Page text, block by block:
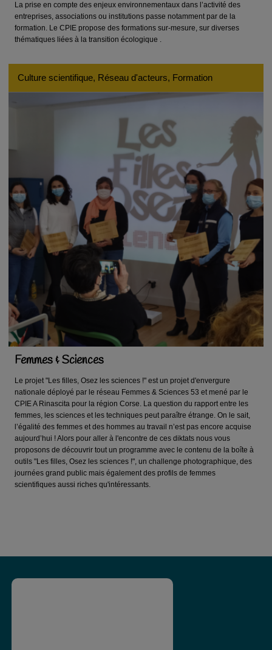
La prise en compte des enjeux environnementaux dans l’activité des
entreprises, associations ou institutions passe notamment par de la
formation. Le CPIE propose des formations sur-mesure, sur diverses
thématiques liées à la transition écologique .
Culture scientifique, Réseau d'acteurs, Formation
Femmes & Sciences
Le projet "Les filles, Osez les sciences !" est un projet d'envergure
nationale déployé par le réseau Femmes & Sciences 53 et mené par le
CPIE A Rinascita pour la région Corse. La question du rapport entre les
femmes, les sciences et les techniques peut paraître étrange. On le sait,
l’égalité des femmes et des hommes au travail n’est pas encore acquise
aujourd’hui ! Alors pour aller à l'encontre de ces diktats nous vous
proposons de découvrir tout un programme avec le contenu de la boîte à
outils "Les filles, Osez les sciences !", un challenge photographique, des
journées grand public mais également des profils de femmes
scientifiques aussi riches qu'intéressants.